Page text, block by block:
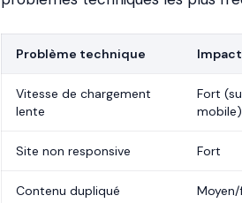
Problème technique Impact
Vitesse de chargement
lente
Fort
mobile)
Site non responsive Fort
Contenu dupliqué